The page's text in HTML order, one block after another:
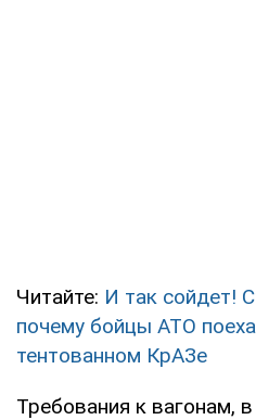
Читайте: И так сойдет!
почему бойцы АТО
тентованном КрАЗе
Требования к вагонам,